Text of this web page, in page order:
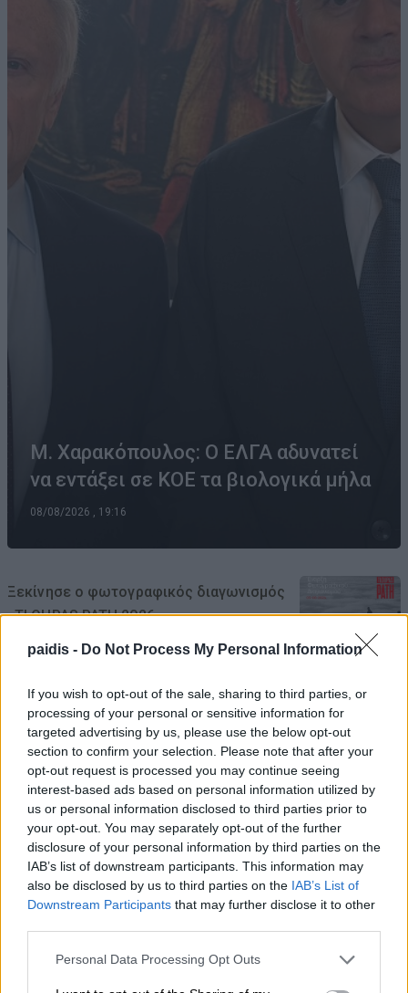
paidis - Do Not Process My Personal Information
If you wish to opt-out of the sale, sharing to third parties, or
processing of your personal or sensitive information for
targeted advertising by us, please use the below opt-out
section to confirm your selection. Please note that after your
opt-out request is processed you may continue seeing
interest-based ads based on personal information utilized by
us or personal information disclosed to third parties prior to
your opt-out. You may separately opt-out of the further
disclosure of your personal information by third parties on the
IAB’s list of downstream participants. This information may
also be disclosed by us to third parties on the IAB’s List of
Downstream Participants that may further disclose it to other
Personal Data Processing Opt Outs
Μ. Χαρακόπουλος: Ο ΕΛΓΑ αδυνατεί
να εντάξει σε ΚΟΕ τα βιολογικά μήλα
08/08/2026 , 19:16
Ξεκίνησε ο φωτογραφικός διαγωνισμός
«TLOUPAS PATH 2026»
08/08/2026 , 18:59
Το Συνδικάτο Οικοδόμων για το
αδειοδωρόσημο Αυγούστου
08/08/2026 , 18:42
Τι σχέση έχουν μια αγελάδα, μια ζέβρα και
μια μύγα; Το παράξενο πείραμα που
έδωσε την απάντηση
Τουρκία, Ρουμανία, Βουλγαρία, Βόρεια